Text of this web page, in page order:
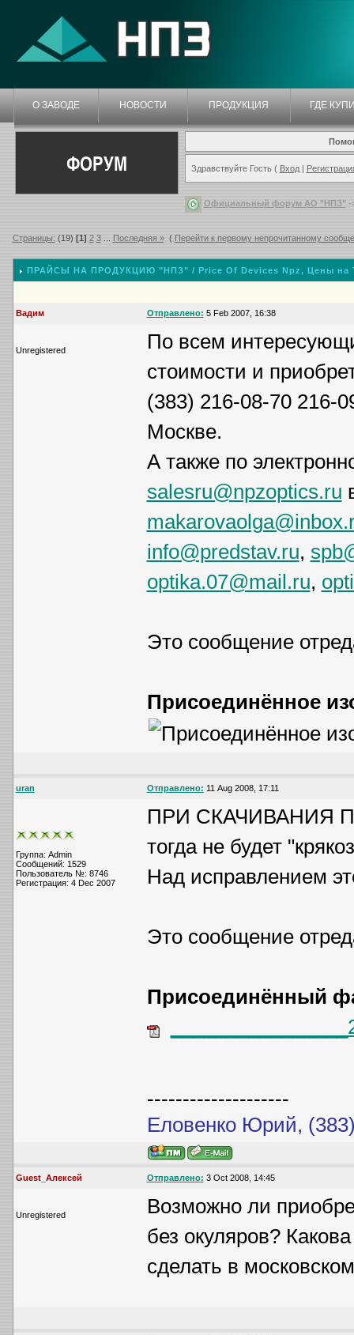
О ЗАВОДЕ НОВОСТИ ПРОДУКЦИЯ ГДЕ
ФОРУМ Здравствуйте Гость ( Вход|
Официальный форум АО "НПЗ"-
Страницы: (19) [1] 2 3... Последняя » ( Перейти к первому непрочитанному
ПРАЙСЫ НА ПРОДУКЦИЮ "НПЗ" / Price Of Devices Npz , Цены на
Вадим Отправлено: 5 Feb 2007, 16:38
Unregistered
По всем
стоимости и
(383) 216-08-70 216-
Москве.
А также по
salesru@npzoptics.ru
info@predstav.ru,
optika.07@mail.ru,
Это сообщение
Присоединённое
uran Отправлено: 11 Aug 2008, 17:11
Группа: Admin
Сообщений: 1529
Пользователь №: 8746
Регистрация: 4 Dec 2007
ПРИ СКАЧИВАНИЯ
тогда не будет
Над исправлением
Это сообщение
Присоединённый
--------------------
Еловенко Юрий,
Guest_Алексей Отправлено: 3 Oct 2008, 14:45
Unregistered
Возможно ли
без окуляров?
сделать в